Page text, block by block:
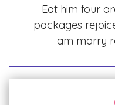
Eat him four
packages
am marry